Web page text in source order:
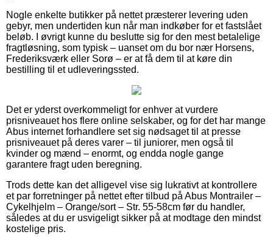
Nogle enkelte butikker på nettet præsterer levering uden
gebyr, men undertiden kun når man indkøber for et fastslået
beløb. I øvrigt kunne du beslutte sig for den mest betalelige
fragtløsning, som typisk – uanset om du bor nær Horsens,
Frederiksværk eller Sorø – er at få dem til at køre din
bestilling til et udleveringssted.
Det er yderst overkommeligt for enhver at vurdere
prisniveauet hos flere online selskaber, og for det har mange
Abus internet forhandlere set sig nødsaget til at presse
prisniveauet på deres varer – til juniorer, men også til
kvinder og mænd – enormt, og endda nogle gange
garantere fragt uden beregning.
Trods dette kan det alligevel vise sig lukrativt at kontrollere
et par forretninger på nettet efter tilbud på Abus Montrailer –
Cykelhjelm – Orange/sort – Str. 55-58cm før du handler,
således at du er usvigeligt sikker på at modtage den mindst
kostelige pris.